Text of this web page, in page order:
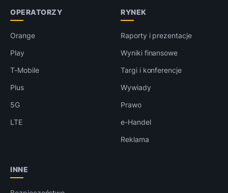
OPERATORZY
Orange
Play
T-Mobile
Plus
5G
LTE
RYNEK
Raporty i prezentacje
Wyniki finansowe
Targi i konferencje
Wywiady
Prawo
e-Handel
Reklama
INNE